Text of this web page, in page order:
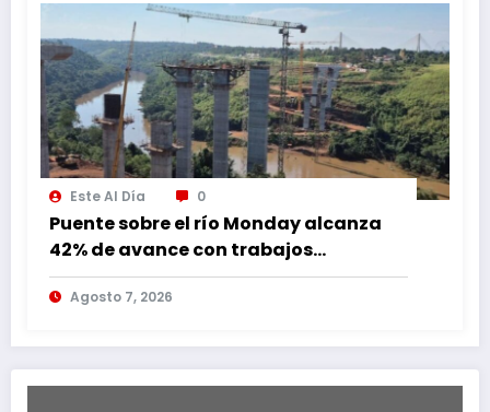
Este Al Día 0
Puente sobre el río Monday alcanza
42% de avance con trabajos
continuos
Agosto 7, 2026